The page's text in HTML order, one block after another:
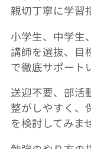
親切丁寧に学習
小学生、中学生
講師を選抜、目
で徹底サポート
送迎不要、部活
整がしやすく、
を検討してみま